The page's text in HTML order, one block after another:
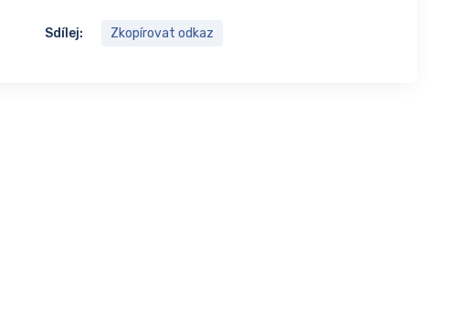
Sdílej: Zkopírovat odkaz